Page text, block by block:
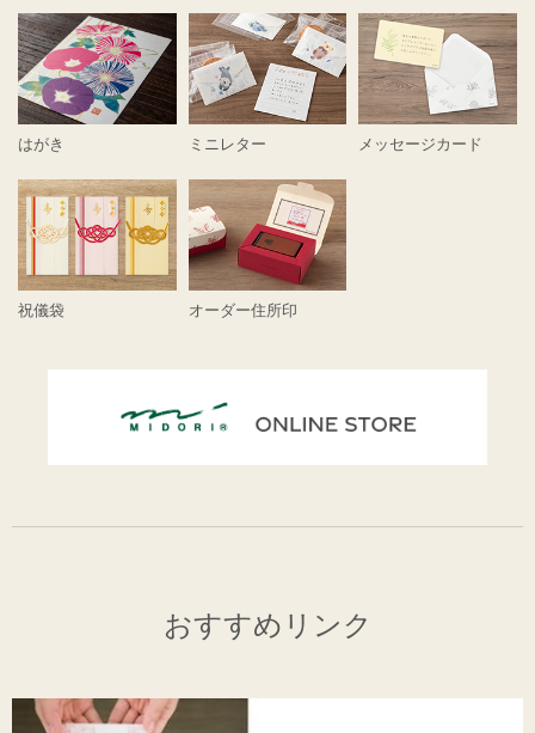
はがき ミニレター メッセージカード
祝儀袋 オーダー住所印
おすすめリンク